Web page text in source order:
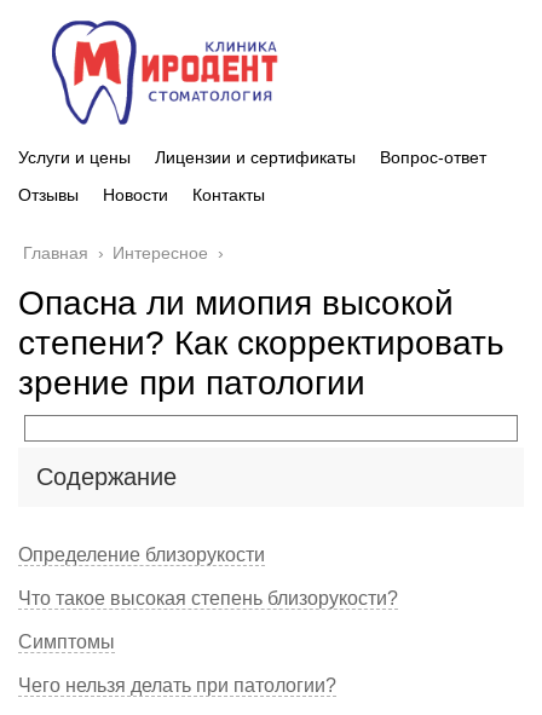
Услуги и цены Лицензии и сертификаты
Вопрос-ответ
Отзывы
Новости Контакты
Главная › Интересное ›
Опасна ли миопия высокой
степени? Как скорректировать
зрение при патологии
Содержание
Определение близорукости
Что такое высокая степень близорукости?
Симптомы
Чего нельзя делать при патологии?